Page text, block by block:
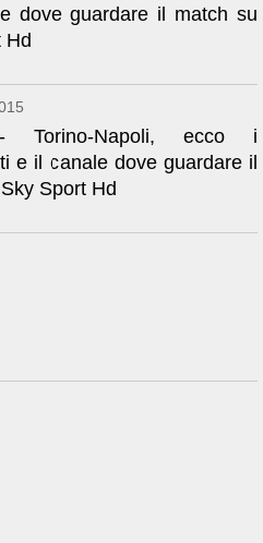
dove guardare il match su
Hd
Torino-Napoli, ecco i
e il canale dove guardare il
Sport Hd